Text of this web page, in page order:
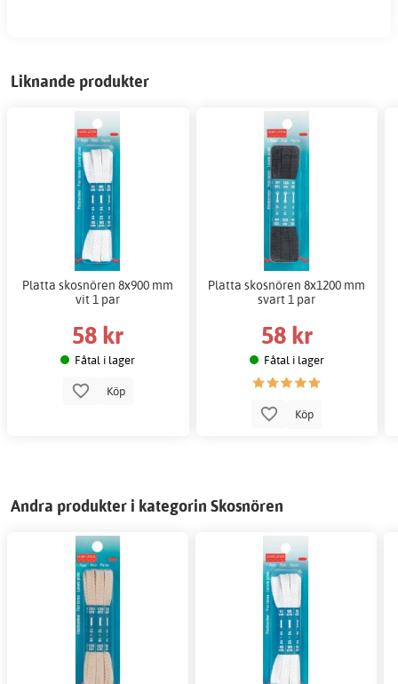
Liknande produkter
Platta skosnören 8x900 mm
vit 1 par
58 kr
Fåtal i lager
Köp
Platta skosnören 8x1200 mm
svart 1 par
58 kr
Fåtal i lager
Köp
Andra produkter i kategorin Skosnören